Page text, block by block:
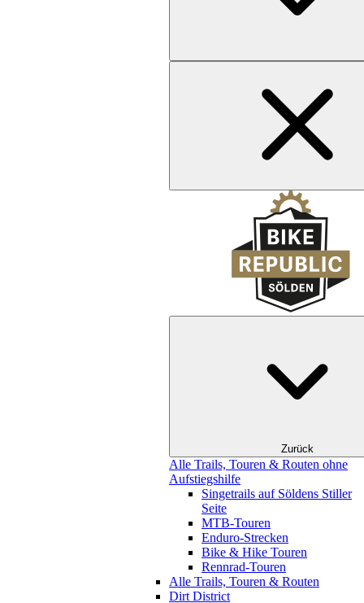
Zurück
Alle Trails, Touren & Routen ohne
Aufstiegshilfe
Singetrails auf Söldens Stiller
Seite
MTB-Touren
Enduro-Strecken
Bike & Hike Touren
Rennrad-Touren
Alle Trails, Touren & Routen
Dirt District